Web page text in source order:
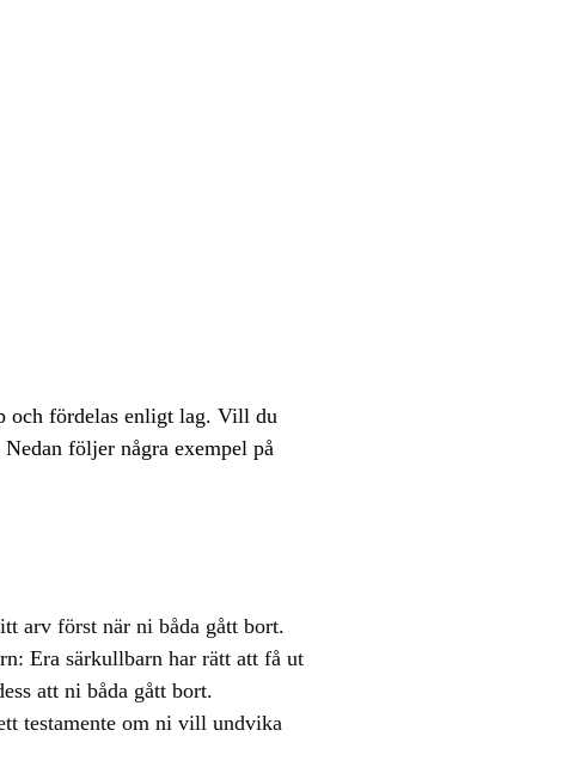
och fördelas enligt lag. Vill du
följer några exempel på
arv först när ni båda gått bort.
Era särkullbarn har rätt att få ut
att ni båda gått bort.
testamente om ni vill undvika